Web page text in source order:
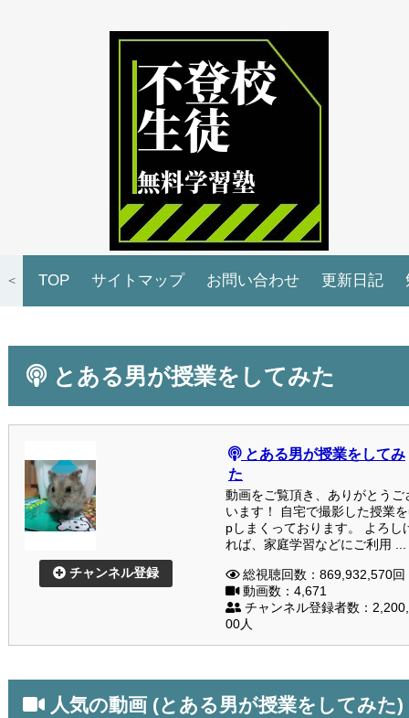
TOP サイトマップ お問い合わせ 更新日記
＜
とある男が授業をしてみた
チャンネル登録
とある男が授業をしてみ
た
動画をご覧頂き、ありがとうご
います！ 自宅で撮影した授業
pしまくっております。 よろし
れば、家庭学習などにご利用 ...
総視聴回数：869,932,570回
動画数：4,671
チャンネル登録者数：
00人
人気の動画 (とある男が授業をしてみた)